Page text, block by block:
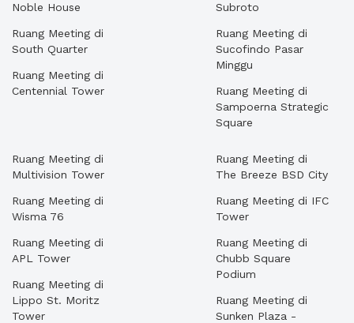
Noble House
Ruang Meeting di
South Quarter
Ruang Meeting di
Centennial Tower
Subroto
Ruang Meeting di
Sucofindo Pasar
Minggu
Ruang Meeting di
Sampoerna Strategic
Square
Ruang Meeting di
Multivision Tower
Ruang Meeting di
Wisma 76
Ruang Meeting di
APL Tower
Ruang Meeting di
Lippo St. Moritz
Tower
Ruang Meeting di
The Breeze BSD City
Ruang Meeting di IFC
Tower
Ruang Meeting di
Chubb Square
Podium
Ruang Meeting di
Sunken Plaza -